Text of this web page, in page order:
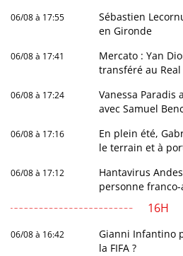
06/08 à 17:55
Sébastien
en Gironde
06/08 à 17:41
Mercato : Yan
transféré au
06/08 à 17:24
Vanessa Paradis
avec Samuel
06/08 à 17:16
En plein été,
le terrain et à
06/08 à 17:12
Hantavirus
personne
16H
06/08 à 16:42
Gianni Infantino
la FIFA ?